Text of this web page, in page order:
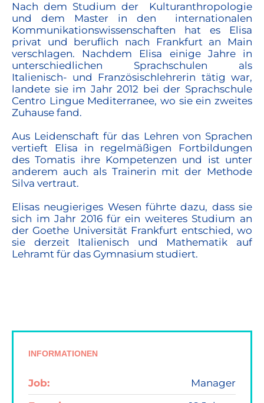
Nach dem Studium der Kulturanthropologie
und dem Master in den internationalen
Kommunikationswissenschaften hat es Elisa
privat und beruflich nach Frankfurt an Main
verschlagen. Nachdem Elisa einige Jahre in
unterschiedlichen Sprachschulen als
Italienisch- und Französischlehrerin tätig war,
landete sie im Jahr 2012 bei der Sprachschule
Centro Lingue Mediterranee, wo sie ein zweites
Zuhause fand.
Aus Leidenschaft für das Lehren von Sprachen
vertieft Elisa in regelmäßigen Fortbildungen
des Tomatis ihre Kompetenzen und ist unter
anderem auch als Trainerin mit der Methode
Silva vertraut.
Elisas neugieriges Wesen führte dazu, dass sie
sich im Jahr 2016 für ein weiteres Studium an
der Goethe Universität Frankfurt entschied, wo
sie derzeit Italienisch und Mathematik auf
Lehramt für das Gymnasium studiert.
INFORMATIONEN
Job:
Manager